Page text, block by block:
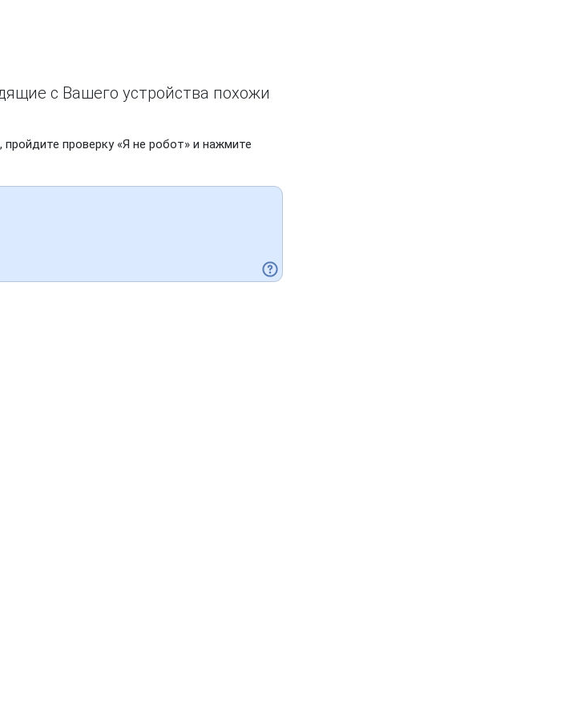
с Вашего устройства похожи
проверку «Я не робот» и нажмите